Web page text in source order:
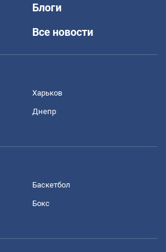
Блоги
Все новости
Харьков
Днепр
Баскетбол
Бокс